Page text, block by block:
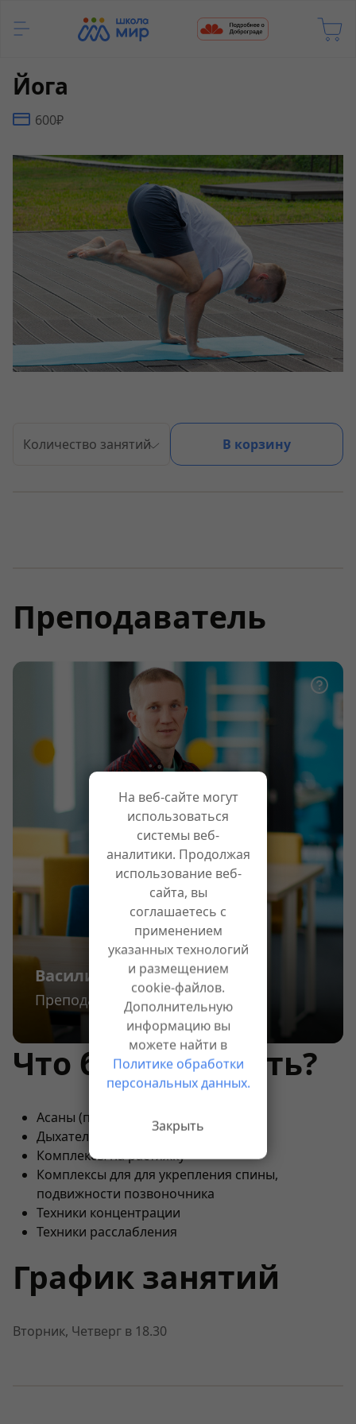
Йога
600₽
Количество занятий В корзину
Преподаватель
Василий Уткин
Преподаватель математики
Что будем делать?
Асаны (позы)
Дыхательные упражнения
Комплексы на растяжку
Комплексы для для укрепления спины,
подвижности позвоночника
Техники концентрации
Техники расслабления
График занятий
Вторник, Четверг в 18.30
На веб-сайте могут
использоваться
системы веб-
аналитики. Продолжая
использование веб-
сайта, вы
соглашаетесь с
применением
указанных технологий
и размещением
cookie-файлов.
Дополнительную
информацию вы
можете найти в
Политике обработки
персональных данных.
Закрыть